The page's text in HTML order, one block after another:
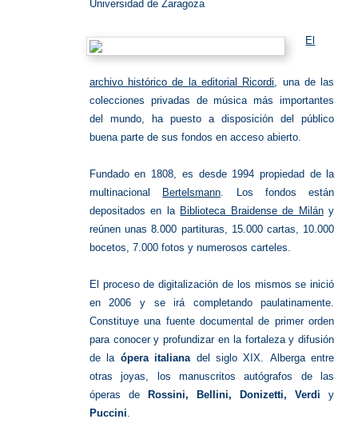
Universidad de Zaragoza
El
archivo histórico de la editorial Ricordi , una de las
colecciones privadas de música más importantes
del mundo, ha puesto a disposición del público
buena parte de sus fondos en acceso abierto.
Fundado en 1808, es desde 1994 propiedad de la
multinacional
Bertelsmann . Los fondos están
depositados en la Biblioteca Braidense de Milány
reúnen unas 8.000 partituras, 15.000 cartas, 10.000
bocetos, 7.000 fotos y numerosos carteles.
El proceso de digitalización de los mismos se inició
en 2006 y se irá completando paulatinamente.
Constituye una fuente documental de primer orden
para conocer y profundizar en la fortaleza y difusión
de la ópera italiana del siglo XIX. Alberga entre
otras joyas, los manuscritos autógrafos de las
óperas de
Rossini, Bellini, Donizetti, Verdi y
Puccini